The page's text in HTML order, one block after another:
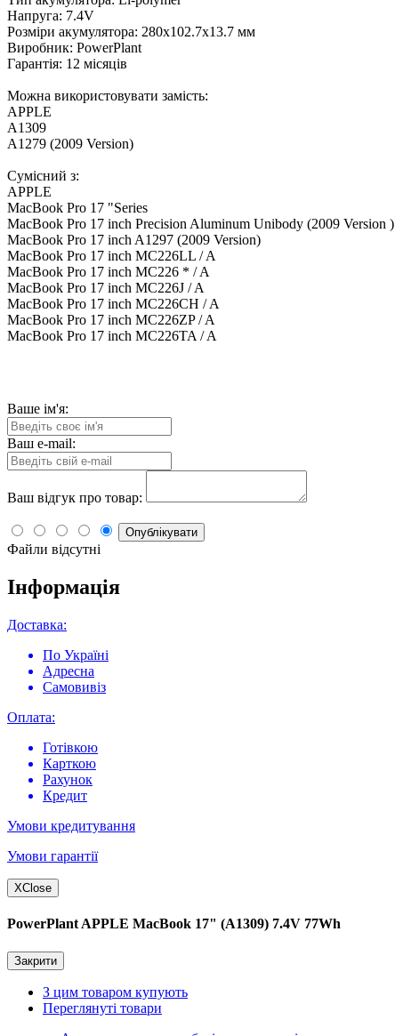
Напруга: 7.4V
Розміри акумулятора: 280x102.7x13.7 мм
Виробник: PowerPlant
Гарантія: 12 місяців
Можна використовувати замість:
APPLE
A1309
A1279 (2009 Version)
Сумісний з:
APPLE
MacBook Pro 17 "Series
MacBook Pro 17 inch Precision Aluminum Unibody (2009 Version )
MacBook Pro 17 inch A1297 (2009 Version)
MacBook Pro 17 inch MC226LL / A
MacBook Pro 17 inch MC226 * / A
MacBook Pro 17 inch MC226J / A
MacBook Pro 17 inch MC226CH / A
MacBook Pro 17 inch MC226ZP / A
MacBook Pro 17 inch MC226TA / A
Ваше ім'я:
Ваш e-mail:
Ваш відгук про товар:
Опублікувати
Файли відсутні
Інформація
Доставка:
По Україні
Адресна
Самовивіз
Оплата:
Готівкою
Карткою
Рахунок
Кредит
Умови кредитування
Умови гарантії
XClose
PowerPlant APPLE MacBook 17" (A1309) 7.4V 77Wh
Закрити
З цим товаром купують
Переглянуті товари